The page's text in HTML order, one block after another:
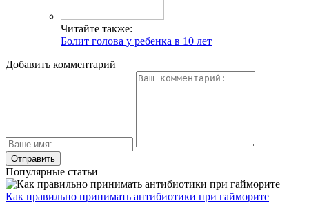
Читайте также:
Болит голова у ребенка в 10 лет
Добавить комментарий
Популярные статьи
Как правильно принимать антибиотики при гайморите